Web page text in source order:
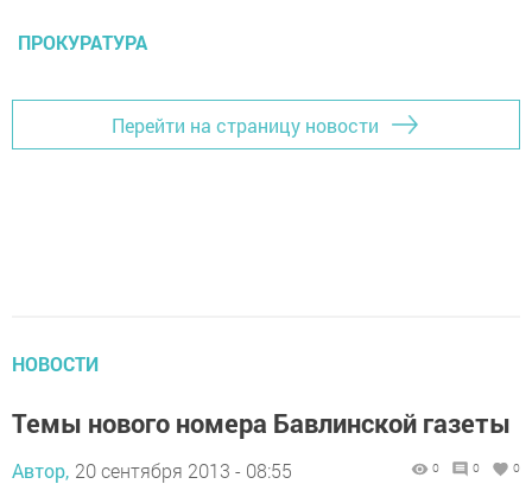
ПРОКУРАТУРА
Перейти на страницу новости
НОВОСТИ
Темы нового номера Бавлинской газеты
Автор, 20 сентября 2013 - 08:55 0 0 0